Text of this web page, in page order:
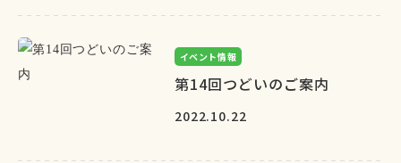
イベント情報
第14回つどいのご案内
2022.10.22